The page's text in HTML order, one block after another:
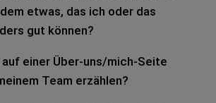
etwas, das ich oder das
gut kön­nen?
auf einer Über-uns/­mich-Seite
Team erzäh­len?